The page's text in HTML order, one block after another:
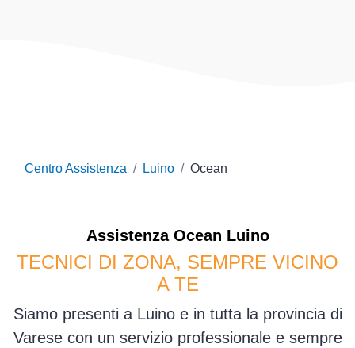
Centro Assistenza Luino Ocean
Assistenza Ocean Luino
TECNICI DI ZONA, SEMPRE VICINO
A TE
Siamo presenti a Luino e in tutta la provincia di
Varese con un servizio professionale e sempre